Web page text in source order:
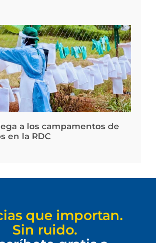
a los campamentos de
en la RDC
que importan.
Sin ruido.